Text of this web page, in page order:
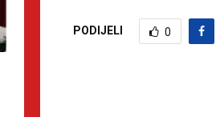
PODIJELI 0